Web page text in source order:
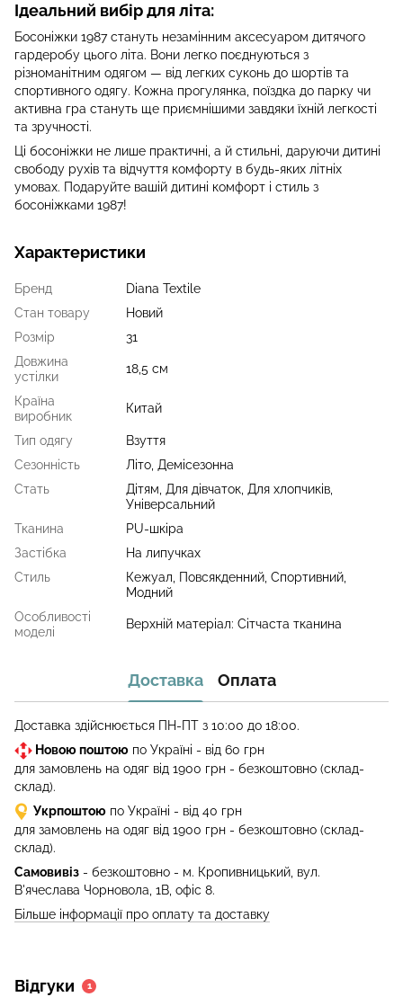
Ідеальний вибір для літа:
Босоніжки 1987 стануть незамінним аксесуаром дитячого
гардеробу цього літа. Вони легко поєднуються з
різноманітним одягом — від легких суконь до шортів та
спортивного одягу. Кожна прогулянка, поїздка до парку чи
активна гра стануть ще приємнішими завдяки їхній легкості
та зручності.
Ці босоніжки не лише практичні, а й стильні, даруючи дитині
свободу рухів та відчуття комфорту в будь-яких літніх
умовах. Подаруйте вашій дитині комфорт і стиль з
босоніжками 1987!
Характеристики
Бренд
Diana Textile
Стан товару
Новий
Розмір
31
Довжина
устілки
18,5 см
Країна
виробник
Китай
Тип одягу
Взуття
Сезонність
Літо, Демісезонна
Стать
Дітям, Для дівчаток, Для хлопчиків,
Універсальний
Тканина
PU-шкіра
Застібка
На липучках
Стиль
Кежуал, Повсякденний, Спортивний,
Модний
Особливості
моделі
Верхній матеріал: Сітчаста тканина
Доставка Оплата
Доставка здійснюється ПН-ПТ з 10:00 до 18:00.
Новою поштою по Україні - від 60 грн
для замовлень на одяг від 1900 грн - безкоштовно (склад-
склад).
Укрпоштою по Україні - від 40 грн
для замовлень на одяг від 1900 грн - безкоштовно (склад-
склад).
Самовивіз - безкоштовно - м. Кропивницький, вул.
В'ячеслава Чорновола, 1В, офіс 8.
Більше інформації про оплату та доставку
Відгуки 1